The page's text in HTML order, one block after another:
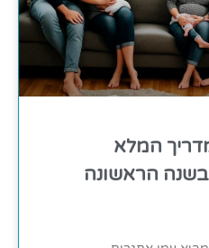
המלא
הראשונה